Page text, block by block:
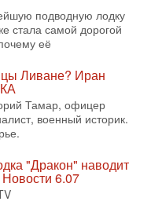
Полная
Трамп не
взрыв!
МИГДАЛЬ, эксперт
Израиля, автор
- НОВОСТИ
заявил о
о полном
группировок в
подводную лодку
стала самой дорогой
её
Ливане? Иран
Тамар, офицер
военный историк.
"Дракон" наводит
6.07